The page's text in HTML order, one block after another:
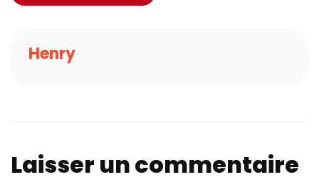
Henry
Laisser un commentaire